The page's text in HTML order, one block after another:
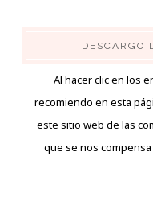
DESCARGO
Al hacer clic en los
recomiendo en esta
este sitio web de las
que se nos